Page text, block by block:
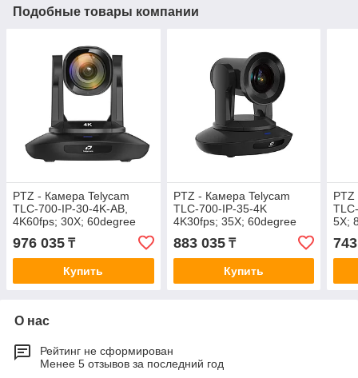
Подобные товары компании
PTZ - Камера Telycam
TLC-700-IP-30-4K-AB,
4K60fps; 30X; 60degree
FOV, POE, IP+3G-
SDI+HDMI+ USB2.0
976 035 ₸
Купить
PTZ - Камера Telycam
TLC-700-IP-35-4K
4K30fps; 35X; 60degree
FOV, POE, 3G-
SDI+HDMI+USB3.0
883 035₸
Купить
PTZ
5X;
О нас
Рейтинг не сформирован
Менее 5 отзывов за последний год